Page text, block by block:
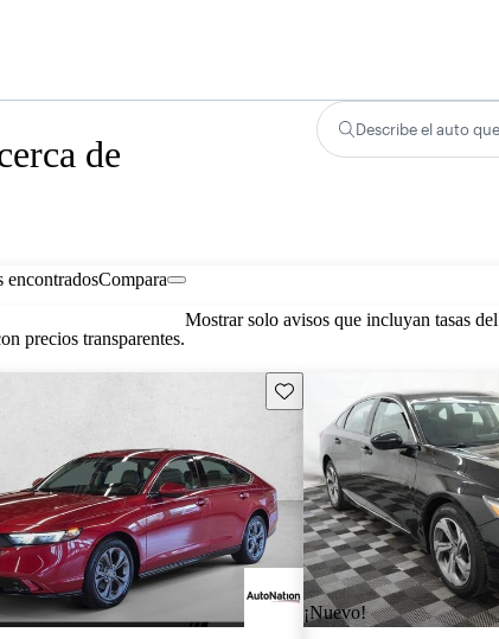
de
Describe el auto
encontradosCompara
precios transparentes.
Mostrar solo avisos que incluyan tasas
Guarda este Aviso
¡Nuevo!